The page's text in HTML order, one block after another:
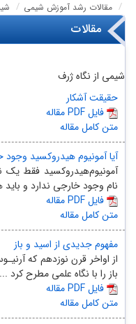
مقالات رشد آموزش شیمی
مقالات
شیمی از نگاه ژرف
حقیقت آشکار
مقاله PDF فایل
متن کامل مقاله
آیا آمونیوم هیدروکسید وجود
آمونیوم‌هیدروکسید فقط یک
نام وجود خارجی ندارد و باید
مقاله PDF فایل
متن کامل مقاله
مفهوم جدیدی از اسید و باز
از اواخر قرن نوزدهم که
باز را با نگاه علمی مطرح کرد ...
مقاله PDF فایل
متن کامل مقاله